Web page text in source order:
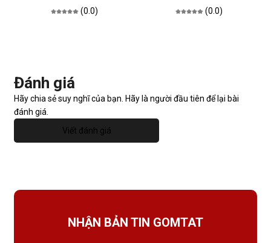
(0.0) (0.0)
Đánh giá
Hãy chia sẻ suy nghĩ của bạn. Hãy là người đầu tiên để lại bài
đánh giá.
Viết đánh giá
NHẬN BẢN TIN GOMTAT